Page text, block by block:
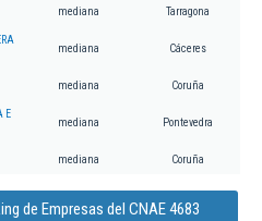
mediana Tarragona
mediana Cáceres
mediana Coruña
E
mediana Pontevedra
mediana Coruña
de Empresas del CNAE 4683